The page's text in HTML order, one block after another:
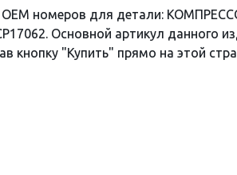
номеров для детали:
Основной артикул данного
кнопку "Купить" прямо на этой